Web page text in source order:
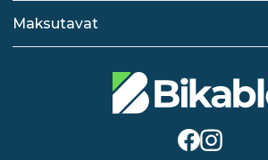
Maksutavat